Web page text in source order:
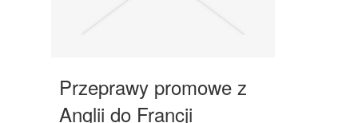
WEBSTORE
Przeprawy promowe z
Anglii do Francji